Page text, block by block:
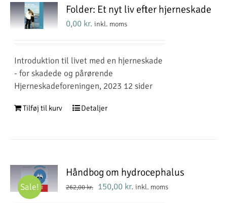
Folder: Et nyt liv efter hjerneskade
0,00 kr. inkl. moms
Introduktion til livet med en hjerneskade
- for skadede og pårørende
Hjerneskadeforeningen, 2023 12 sider
Tilføj til kurv Detaljer
Sale!
Håndbog om hydrocephalus
262,00kr.
Den
150,00 kr. Den
inkl. moms